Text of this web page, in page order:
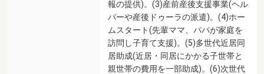
報の提供)。(3)産前産後支援事業(ヘル
パーや産後ドゥーラの派遣)。(4)ホー
ムスタート(先輩ママ、パパが家庭を
訪問し子育て支援)。(5)多世代近居同
居助成(近居・同居にかかる子世帯と
親世帯の費用を一部助成)。(6)次世代